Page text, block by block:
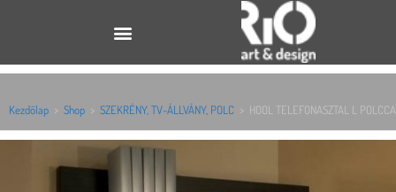
Kezdőlap > Shop > SZEKRÉNY, TV-ÁLLVÁNY, POLC > HOOL TELEFONASZTAL L